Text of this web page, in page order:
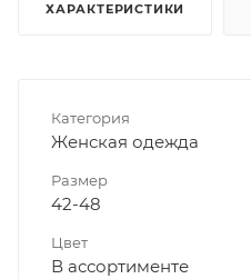
ХАРАКТЕРИСТИКИ
Категория
Женская одежда
Размер
42-48
Цвет
В ассортименте